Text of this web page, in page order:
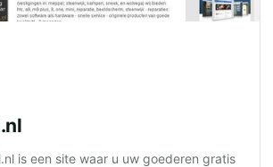
is een site waar u uw goederen gratis